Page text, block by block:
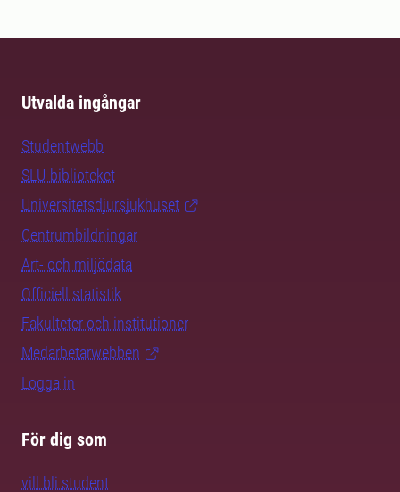
Utvalda ingångar
Studentwebb
SLU-biblioteket
Universitetsdjursjukhuset
Centrumbildningar
Art- och miljödata
Officiell statistik
Fakulteter och institutioner
Medarbetarwebben
Logga in
För dig som
vill bli student